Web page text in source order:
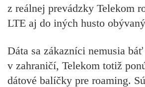
z reálnej prevádzky Telekom
LTE aj do iných husto
Dáta sa zákazníci nemusia
v zahraničí, Telekom totiž
dátové balíčky pre roaming.